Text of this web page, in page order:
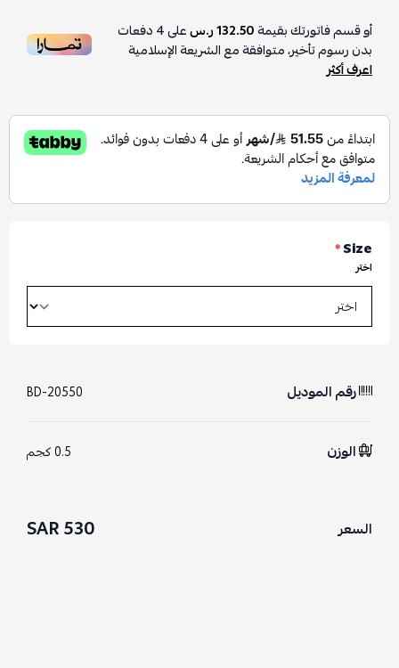
أو قسم فاتورتك بقيمة132.50 ر.س على4دفعات
بدون رسوم تأخير، متوافقة مع الشريعة الإسلامية
اعرف أكثر
Size
*
اختر
رقم الموديل BD-20550
الوزن 0.5 كجم
السعر 530 SAR